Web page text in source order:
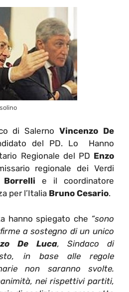
di SalernoVincenzo De
del PD. Lo Hanno
Regionale del PD Enzo
regionale dei Verdi
Borrelli e il coordinatore
per l’Italia Bruno Cesario.
hanno spiegato che “sono
a sostegno di un unico
De Luca, Sindaco di
in base alle regole
non saranno svolte.
nei rispettivi partiti,